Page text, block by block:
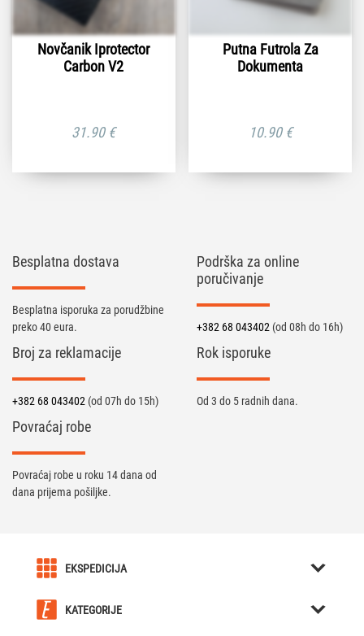
Novčanik Iprotector
Carbon V2
31.90 €
Putna Futrola Za
Dokumenta
10.90 €
Besplatna dostava
Besplatna isporuka za porudžbine
preko 40 eura.
Podrška za online
poručivanje
+382 68 043402 (od 08h do 16h)
Broj za reklamacije
+382 68 043402 (od 07h do 15h)
Rok isporuke
Od 3 do 5 radnih dana.
Povraćaj robe
Povraćaj robe u roku 14 dana od
dana prijema pošiljke.
EKSPEDICIJA
Karijera u Ekspediciji
KATEGORIJE